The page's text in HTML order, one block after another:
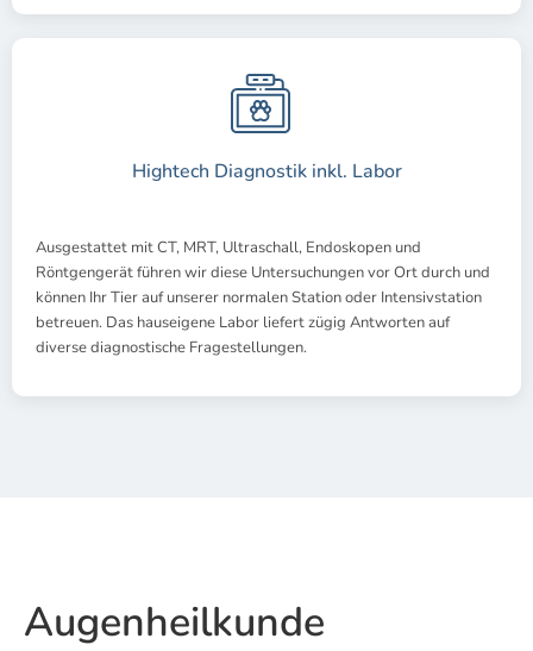
Hightech Diagnostik inkl. Labor
Ausgestattet mit CT, MRT, Ultraschall, Endoskopen und
Röntgengerät führen wir diese Untersuchungen vor Ort durch und
können Ihr Tier auf unserer normalen Station oder Intensivstation
betreuen. Das hauseigene Labor liefert zügig Antworten auf
diverse diagnostische Fragestellungen.
Augenheilkunde